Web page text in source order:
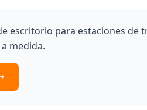
escritorio para estaciones de
medida.